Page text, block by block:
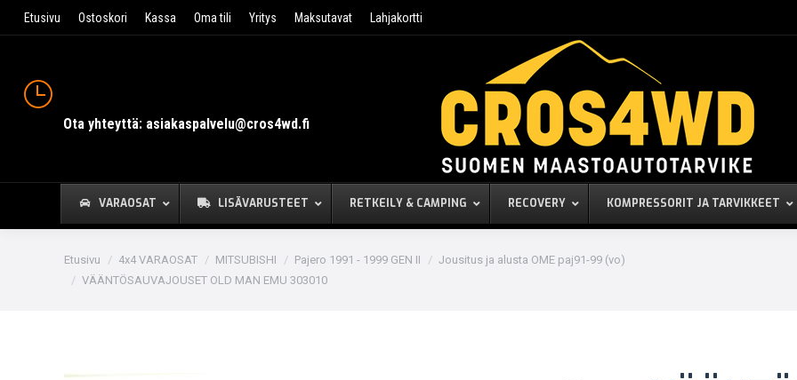
Etusivu Ostoskori Kassa Oma tili Yritys Maksutavat Lahjakortti
Ota yhteyttä: asiakaspalvelu@cros4wd.fi
VARAOSAT LISÄVARUSTEET RETKEILY & CAMPING RECOVERY KOMPRESSORIT JA TARVIKKEET
You are here:
Etusivu 4x4 VARAOSAT MITSUBISHI Pajero 1991 - 1999 GEN II
Jousitus ja alusta OME paj91-99 (vo)
VÄÄNTÖSAUVAJOUSET OLD MAN EMU 303010